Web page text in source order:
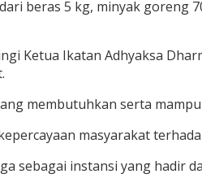
beras 5 kg, minyak goreng
Ketua Ikatan Adhyaksa
membutuhkan serta
masyarakat
sebagai instansi yang hadir